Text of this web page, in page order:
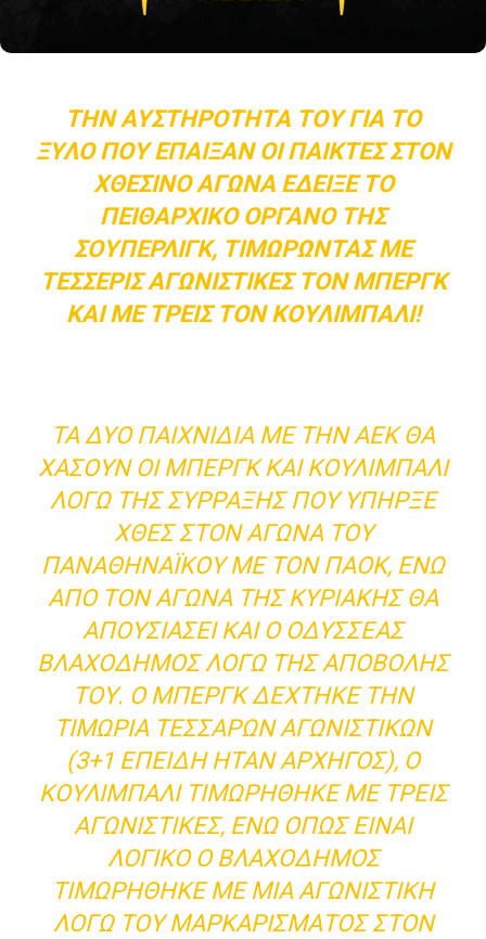
ΤΗΝ ΑΥΣΤΗΡΌΤΗΤΆ ΤΟΥ ΓΙΑ ΤΟ
ΞΎΛΟ ΠΟΥ ΈΠΑΙΞΑΝ ΟΙ ΠΑΊΚΤΕΣ ΣΤΟΝ
ΧΘΕΣΙΝΌ ΑΓΏΝΑ ΈΔΕΙΞΕ ΤΟ
ΠΕΙΘΑΡΧΙΚΌ ΌΡΓΑΝΟ ΤΗΣ
ΣΟΎΠΕΡΛΙΓΚ, ΤΙΜΩΡΏΝΤΑΣ ΜΕ
ΤΈΣΣΕΡΙΣ ΑΓΩΝΙΣΤΙΚΈΣ ΤΟΝ ΜΠΕΡΓΚ
ΚΑΙ ΜΕ ΤΡΕΙΣ ΤΟΝ ΚΟΥΛΙΜΠΑΛΊ!
ΤΑ ΔΎΟ ΠΑΙΧΝΊΔΙΑ ΜΕ ΤΗΝ ΑΕΚ ΘΑ
ΧΆΣΟΥΝ ΟΙ ΜΠΕΡΓΚ ΚΑΙ ΚΟΥΛΙΜΠΑΛΊ
ΛΌΓΩ ΤΗΣ ΣΎΡΡΑΞΗΣ ΠΟΥ ΥΠΉΡΞΕ
ΧΘΕΣ ΣΤΟΝ ΑΓΏΝΑ ΤΟΥ
ΠΑΝΑΘΗΝΑΪΚΟΎ ΜΕ ΤΟΝ ΠΑΟΚ, ΕΝΏ
ΑΠΌ ΤΟΝ ΑΓΏΝΑ ΤΗΣ ΚΥΡΙΑΚΉΣ ΘΑ
ΑΠΟΥΣΙΆΣΕΙ ΚΑΙ Ο ΟΔΥΣΣΈΑΣ
ΒΛΑΧΟΔΉΜΟΣ ΛΌΓΩ ΤΗΣ ΑΠΟΒΟΛΉΣ
ΤΟΥ. Ο ΜΠΕΡΓΚ ΔΈΧΤΗΚΕ ΤΗΝ
ΤΙΜΩΡΊΑ ΤΕΣΣΆΡΩΝ ΑΓΩΝΙΣΤΙΚΏΝ
(3+1 ΕΠΕΙΔΉ ΉΤΑΝ ΑΡΧΗΓΌΣ), Ο
ΚΟΥΛΙΜΠΑΛΊ ΤΙΜΩΡΉΘΗΚΕ ΜΕ ΤΡΕΙΣ
ΑΓΩΝΙΣΤΙΚΈΣ, ΕΝΏ ΌΠΩΣ ΕΊΝΑΙ
ΛΟΓΙΚΌ Ο ΒΛΑΧΟΔΉΜΟΣ
ΤΙΜΩΡΉΘΗΚΕ ΜΕ ΜΊΑ ΑΓΩΝΙΣΤΙΚΉ
ΛΌΓΩ ΤΟΥ ΜΑΡΚΑΡΊΣΜΑΤΟΣ ΣΤΟΝ